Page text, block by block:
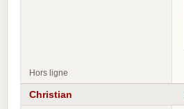
Hors ligne
Christian